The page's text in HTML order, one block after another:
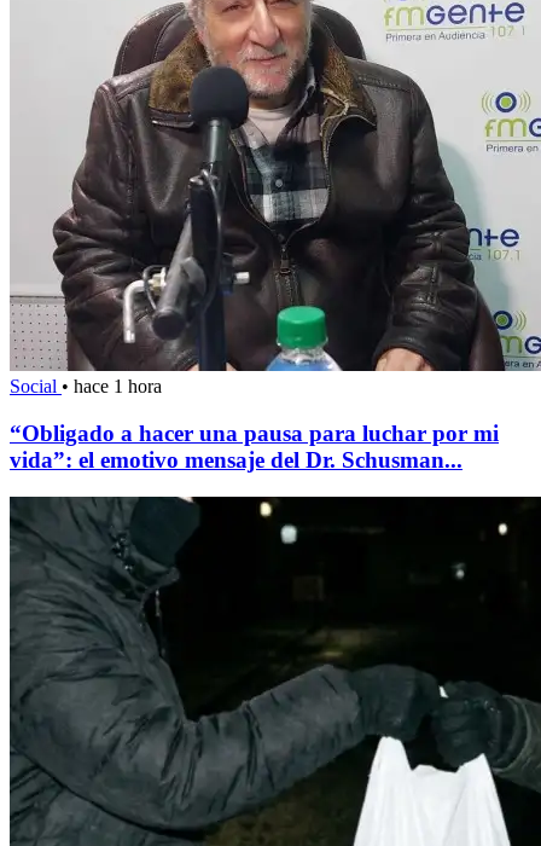
Social • hace 1 hora
“Obligado a hacer una pausa para luchar por mi
vida”: el emotivo mensaje del Dr. Schusman...